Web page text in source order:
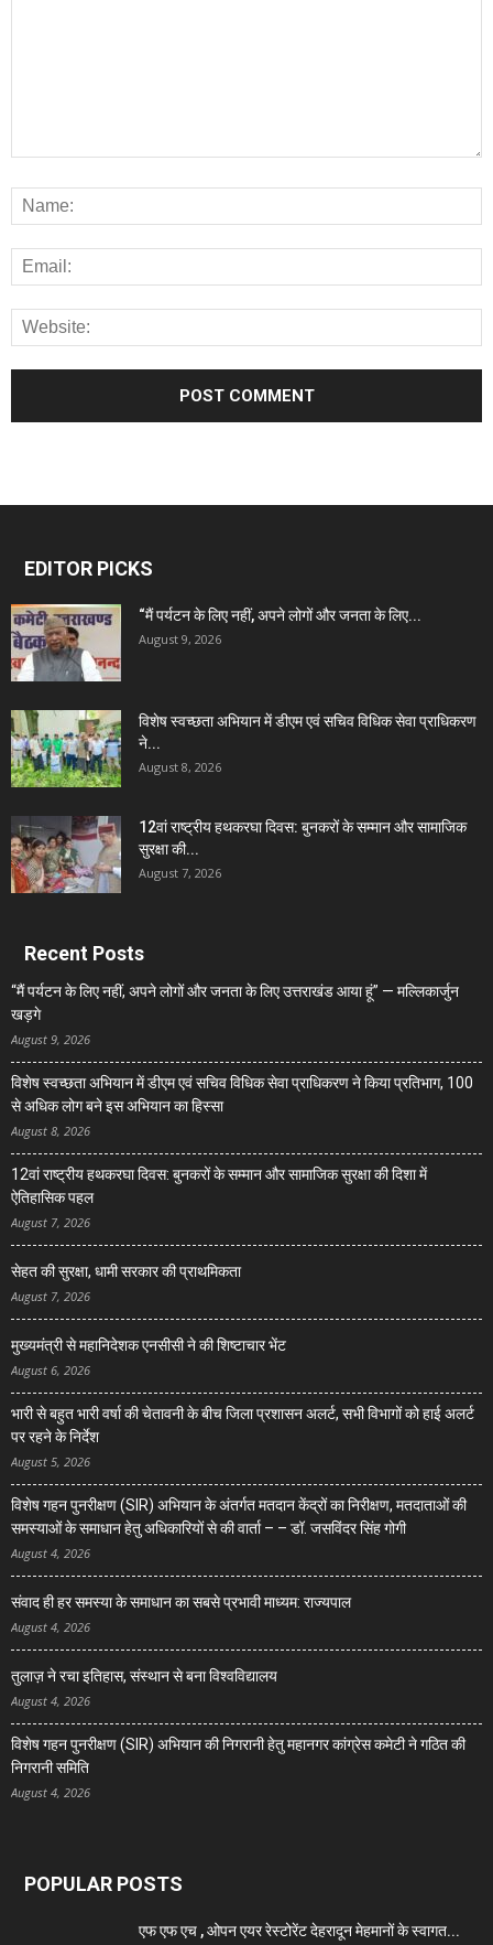
EDITOR PICKS
“मैं पर्यटन के लिए नहीं, अपने लोगों और जनता के लिए...
August 9, 2026
विशेष स्वच्छता अभियान में डीएम एवं सचिव विधिक सेवा प्राधिकरण
ने...
August 8, 2026
12वां राष्ट्रीय हथकरघा दिवस: बुनकरों के सम्मान और सामाजिक
सुरक्षा की...
August 7, 2026
Recent Posts
“मैं पर्यटन के लिए नहीं, अपने लोगों और जनता के लिए उत्तराखंड आया हूं” — मल्लिकार्जुन
खड़गे
August 9, 2026
विशेष स्वच्छता अभियान में डीएम एवं सचिव विधिक सेवा प्राधिकरण ने किया प्रतिभाग, 100
से अधिक लोग बने इस अभियान का हिस्सा
August 8, 2026
12वां राष्ट्रीय हथकरघा दिवस: बुनकरों के सम्मान और सामाजिक सुरक्षा की दिशा में
ऐतिहासिक पहल
August 7, 2026
सेहत की सुरक्षा, धामी सरकार की प्राथमिकता
August 7, 2026
मुख्यमंत्री से महानिदेशक एनसीसी ने की शिष्टाचार भेंट
August 6, 2026
भारी से बहुत भारी वर्षा की चेतावनी के बीच जिला प्रशासन अलर्ट, सभी विभागों को हाई अलर्ट
पर रहने के निर्देश
August 5, 2026
विशेष गहन पुनरीक्षण (SIR) अभियान के अंतर्गत मतदान केंद्रों का निरीक्षण, मतदाताओं की
समस्याओं के समाधान हेतु अधिकारियों से की वार्ता – – डॉ. जसविंदर सिंह गोगी
August 4, 2026
संवाद ही हर समस्या के समाधान का सबसे प्रभावी माध्यम: राज्यपाल
August 4, 2026
तुलाज़ ने रचा इतिहास, संस्थान से बना विश्वविद्यालय
August 4, 2026
विशेष गहन पुनरीक्षण (SIR) अभियान की निगरानी हेतु महानगर कांग्रेस कमेटी ने गठित की
निगरानी समिति
August 4, 2026
POPULAR POSTS
एफ एफ एच , ओपन एयर रेस्टोरेंट देहरादून मेहमानों के स्वागत...